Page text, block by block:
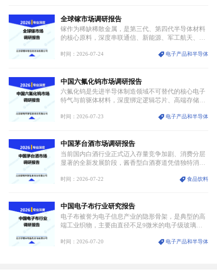
重要载体。同时，行业标准落地、生产技术升级、原
创设计能力提升，进一步夯实产业发展根基，吸引传
统服饰品牌、文旅企业等跨界入局，市场活力持续释
全球镓市场调研报告
镓作为稀缺稀散金属，是第三代、第四代半导体材料
的核心原料，深度串联通信、新能源、军工航天、光
与大国科技博弈的关键战略资源。镓并非传统大宗金
领域渗透”的战略体系，成为全球科技产业运转的刚
需资源。
时间：2026-07-24 电子产品和半导体
中国六氟化钨市场调研报告
六氟化钨是先进半导体制造领域不可替代的核心电子
特气与前驱体材料，深度绑定逻辑芯片、高端存储芯
沉积（CVD）、原子层沉积（ALD）工艺专用前驱体
密制造流程。
时间：2026-07-23 电子产品和半导体
中国茅台酒市场调研报告
当前国内白酒行业正式迈入存量竞争加剧、消费分层
显著的全新发展阶段，酱香型白酒赛道凭借独特消费
道。贵州茅台凭借独一无二的核心产区壁垒、刚性产
业。
时间：2026-07-22 食品饮料
中国电子布行业研究报告
电子布被誉为电子信息产业的隐形骨架，是典型的高
端工业织物，主要由直径不足9微米的电子级玻璃纤
生产制造过程中不可或缺的核心基材。电子布具备高
时间：2026-07-20 电子产品和半导体